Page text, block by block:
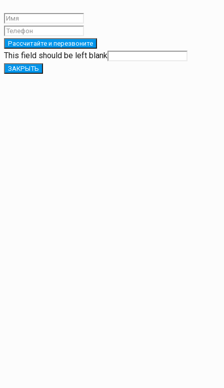
Рассчитайте и перезвоните
This field should be left blank
ЗАКРЫТЬ